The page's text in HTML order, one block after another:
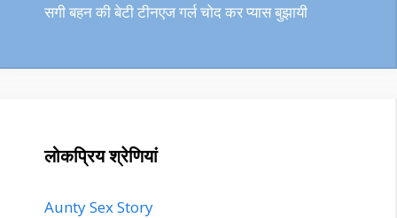
सगी बहन की बेटी टीनएज गर्ल चोद कर प्यास बुझायी
लोकप्रिय श्रेणियां
Aunty Sex Story